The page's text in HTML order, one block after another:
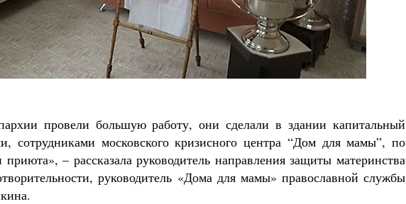
провели большую работу, они сделали в здании капитальный
сотрудниками московского кризисного центра “Дом для мамы”, по
– рассказала руководитель направления защиты материнства
руководитель «Дома для мамы» православной службы